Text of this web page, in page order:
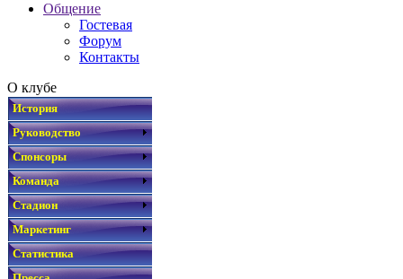
Общение
Гостевая
Форум
Контакты
О клубе
История
Руководство
Спонсоры
Команда
Стадион
Маркетинг
Статистика